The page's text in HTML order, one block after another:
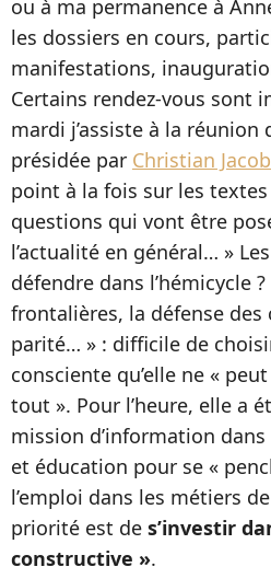
ou à ma permanence à
les dossiers en cours,
manifestations,
Certains rendez-vous sont
mardi j’assiste à la réunion
présidée par Christian Jacob
point à la fois sur les
questions qui vont être
l’actualité en général… »
défendre dans l’hémicycle
frontalières, la défense des
parité… » : difficile de
consciente qu’elle ne «
tout ». Pour l’heure, elle a
mission d’information
et éducation pour se «
l’emploi dans les métiers
priorité est de s’investir
constructive ».